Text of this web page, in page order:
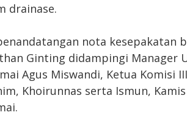
drainase.
nota kesepakatan
Ginting didampingi Manager
Agus Miswandi, Ketua Komisi
Khoirunnas serta Ismun,